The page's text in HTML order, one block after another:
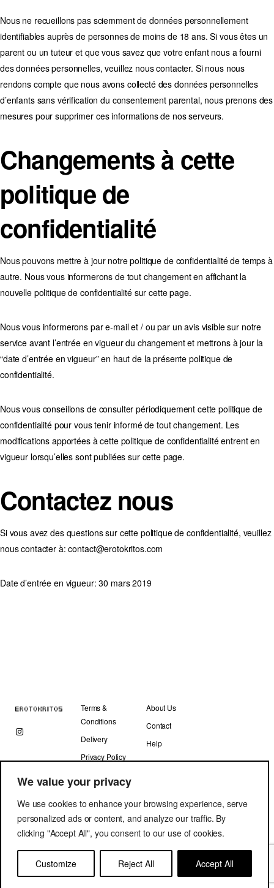
We value your privacy
We use cookies to enhance your browsing experience, serve
personalized ads or content, and analyze our traffic. By
clicking "Accept All", you consent to our use of cookies.
Customize Reject All Accept All
Nous ne recueillons pas sciemment de données personnellement
identifiables auprès de personnes de moins de 18 ans. Si vous êtes un
parent ou un tuteur et que vous savez que votre enfant nous a fourni
des données personnelles, veuillez nous contacter. Si nous nous
rendons compte que nous avons collecté des données personnelles
d’enfants sans vérification du consentement parental, nous prenons des
mesures pour supprimer ces informations de nos serveurs.
Changements à cette
politique de
confidentialité
Nous pouvons mettre à jour notre politique de confidentialité de temps à
autre. Nous vous informerons de tout changement en affichant la
nouvelle politique de confidentialité sur cette page.
Nous vous informerons par e-mail et / ou par un avis visible sur notre
service avant l’entrée en vigueur du changement et mettrons à jour la
“date d’entrée en vigueur” en haut de la présente politique de
confidentialité.
Nous vous conseillons de consulter périodiquement cette politique de
confidentialité pour vous tenir informé de tout changement. Les
modifications apportées à cette politique de confidentialité entrent en
vigueur lorsqu’elles sont publiées sur cette page.
Contactez nous
Si vous avez des questions sur cette politique de confidentialité, veuillez
nous contacter à: contact@erotokritos.com
Date d’entrée en vigueur: 30 mars 2019
Terms &
Conditions
Delivery
Privacy Policy
About Us
Contact
Help
Copyright © Erotokritos 2019. All Rights Reserved.